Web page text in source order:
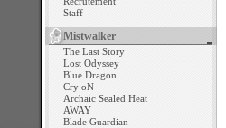
Staff
Mistwalker
The Last Story
Lost Odyssey
Blue Dragon
Cry oN
Archaic Sealed Heat
AWAY
Blade Guardian